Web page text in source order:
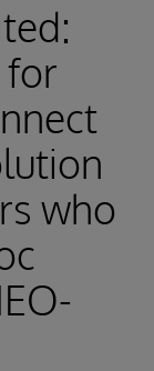
for
who